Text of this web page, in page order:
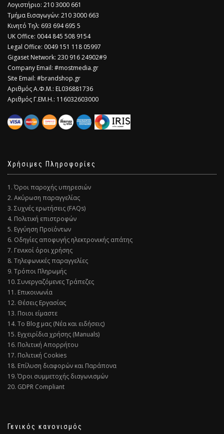
Λογιστήριο: 210 3000 661
Τμήμα Εισαγωγών: 210 3000 663
Κινητό Τηλ: 693 694 695 5
​UK Office: 0044 845 508 9154
Legal Office: 0049 151 118 05997
Gigaset Network: 230 916 24902#9
Company Email: #mostmedia.gr
Site Email: #brandshop.gr
Αριθμός Α.Φ.Μ.: EL036881736
Αριθμός Γ.ΕΜ.Η.: 116032603000
Χρήσιμες Πληροφορίες
1. Όροι παροχής υπηρεσιών
2. Ακύρωση παραγγελίας
3. Συχνές ερωτήσεις (FAQs)
4. Πολιτική επιστροφών
5. Εγγύηση Προϊόντων
6. Οδηγίες αποφυγής ηλεκτρονικής απάτης
7. Γενικοί όροι χρήσης
8. Τηλεφωνικές παραγγελίες
9. Τρόποι Πληρωμής
10. Συνεργαζόμενες Τράπεζες
11. Επικοινωνία
12. Θέσεις Εργασίας
13. Ποιοι είμαστε
14. Το Blog μας (Νέα και ειδήσεις)
15. Εγχειρίδια χρήσης (Manuals)
16. Πολιτική Απορρήτου
17. Πολιτική Cookies
18. Επίλυση διαφορών και Παράπονα
19. Όροι συμμετοχής διαγωνισμών
20. GDPR Compliant
Γενικός κανονισμός